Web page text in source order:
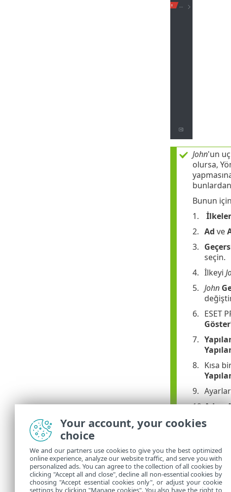
John'un
olursa,
Bunun
İlkeler
Ad ve
seçin.
İlkeyi
John
ESET
Göster
Kısa
Adve
Ayarlar
Artık
Your account, your cookies
choice
We and our partners use cookies to give you the best optimized
online experience, analyze our website traffic, and serve you with
personalized ads. You can agree to the collection of all cookies by
clicking "Accept all and close", decline all non-essential cookies by
choosing "Accept essential cookies only", or adjust your cookie
settings by clicking "Manage cookies". You also have the right to